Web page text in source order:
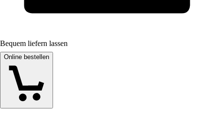
Bequem liefern lassen
Online bestellen